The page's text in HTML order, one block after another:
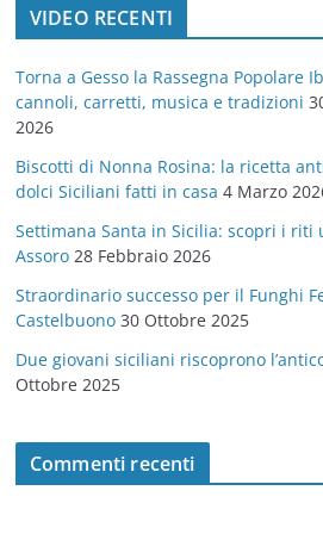
o
r
e
VIDEO RECENTI
Torna a Gesso la Rassegna Popolare
cannoli, carretti, musica e tradizioni
2026
Biscotti di Nonna Rosina: la ricetta
dolci Siciliani fatti in casa 4 Marzo
Settimana Santa in Sicilia: scopri i riti
Assoro 28 Febbraio 2026
Straordinario successo per il Funghi
Castelbuono 30 Ottobre 2025
Due giovani siciliani riscoprono
Ottobre 2025
Commenti recenti